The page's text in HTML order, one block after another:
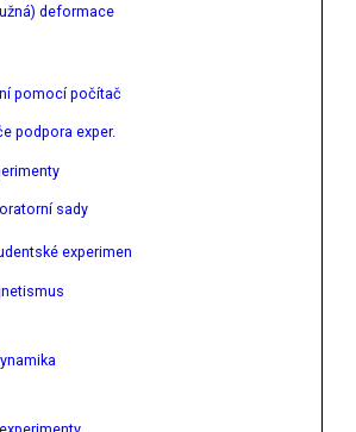
deformace
pomocí počítač
podpora exper.
sady
experimen